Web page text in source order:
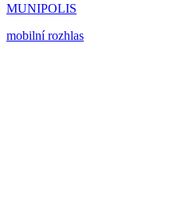
MUNIPOLIS
mobilní rozhlas